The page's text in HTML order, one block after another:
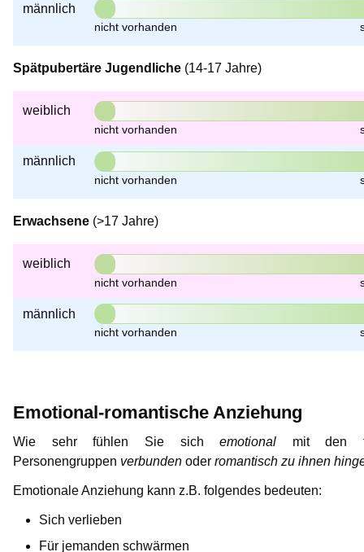
männlich
Spätpubertäre Jugendliche (14-17 Jahre)
weiblich
männlich
Erwachsene (>17 Jahre)
weiblich
männlich
Emotional-romantische Anziehung
Wie sehr fühlen Sie sichemotional mit den
Personengruppen verbunden oder romantisch zu ihnen
Emotionale Anziehung kann z.B. folgendes bedeuten:
Sich verlieben
Für jemanden schwärmen